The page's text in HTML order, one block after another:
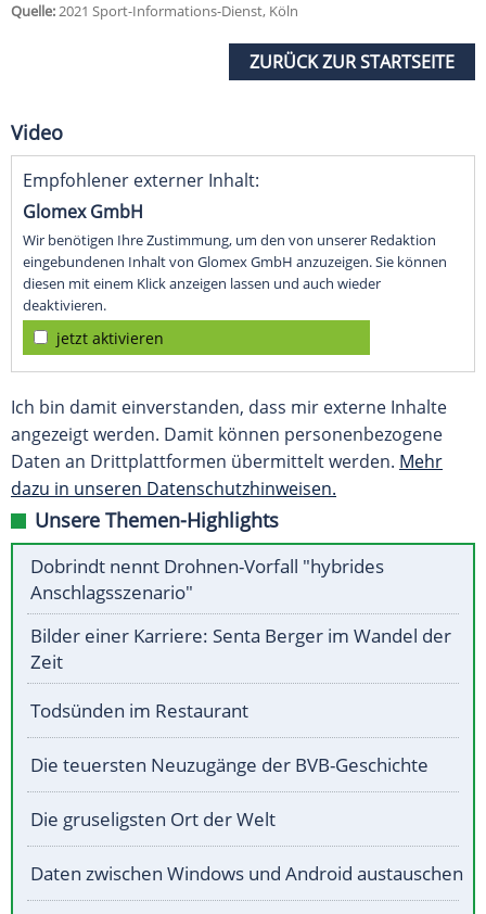
Quelle:2021 Sport-Informations-Dienst, Köln
ZURÜCK ZUR STARTSEITE
Video
Empfohlener externer Inhalt:
Glomex GmbH
Wir benötigen Ihre Zustimmung, um den von unserer Redaktion
eingebundenen Inhalt von Glomex GmbH anzuzeigen. Sie können
diesen mit einem Klick anzeigen lassen und auch wieder
deaktivieren.
jetzt aktivieren
Ich bin damit einverstanden, dass mir externe Inhalte
angezeigt werden. Damit können personenbezogene
Daten an Drittplattformen übermittelt werden. Mehr
dazu in unseren Datenschutzhinweisen.
Unsere Themen-Highlights
Dobrindt nennt Drohnen-Vorfall "hybrides
Anschlagsszenario"
Bilder einer Karriere: Senta Berger im Wandel der
Zeit
Todsünden im Restaurant
Die teuersten Neuzugänge der BVB-Geschichte
Die gruseligsten Ort der Welt
Daten zwischen Windows und Android austauschen